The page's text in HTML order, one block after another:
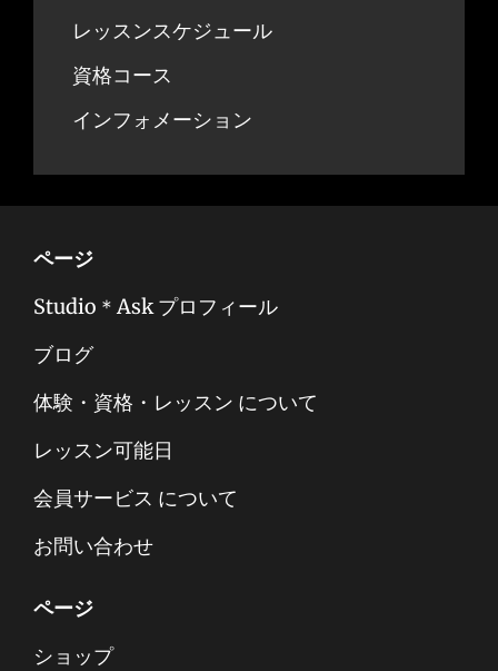
レッスンスケジュール
資格コース
インフォメーション
ページ
Studio＊Ask プロフィール
ブログ
体験・資格・レッスン について
レッスン可能日
会員サービス について
お問い合わせ
ページ
ショップ